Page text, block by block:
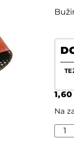
1,60
Na